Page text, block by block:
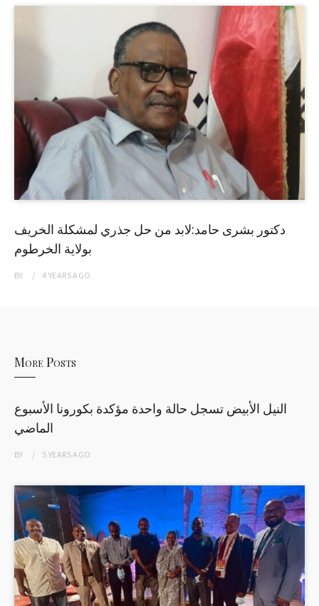
دكتور بشرى حامد:لابد من حل جذري لمشكلة الخريف
بولاية الخرطوم
BY 4 YEARSAGO
More Posts
النيل الأبيض تسجل حالة واحدة مؤكدة بكورونا الأسبوع
الماضي
BY 5 YEARSAGO